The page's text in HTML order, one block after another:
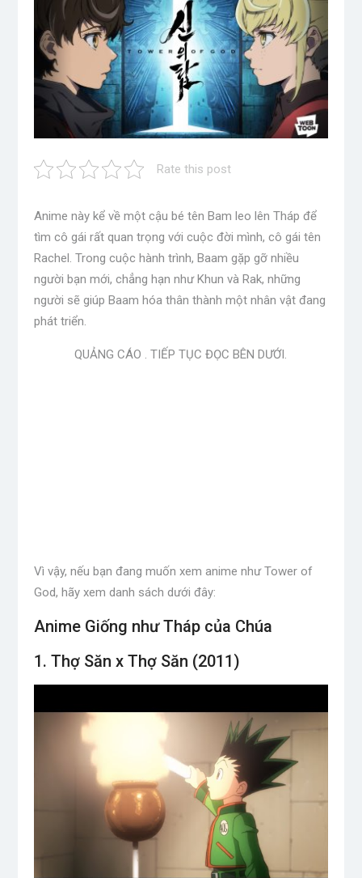
Rate this post
Anime này kể về một cậu bé tên Bam leo lên Tháp để
tìm cô gái rất quan trọng với cuộc đời mình, cô gái tên
Rachel. Trong cuộc hành trình, Baam gặp gỡ nhiều
người bạn mới, chẳng hạn như Khun và Rak, những
người sẽ giúp Baam hóa thân thành một nhân vật đang
phát triển.
QUẢNG CÁO . TIẾP TỤC ĐỌC BÊN DƯỚI.
Vì vậy, nếu bạn đang muốn xem anime như Tower of
God, hãy xem danh sách dưới đây:
Anime Giống như Tháp của Chúa
1. Thợ Săn x Thợ Săn (2011)